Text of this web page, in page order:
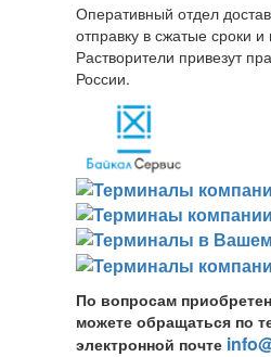
Оперативный отдел
отправку в сжатые сроки
Растворители привезут
России.
По вопросам
можете обращаться по
электронной почте